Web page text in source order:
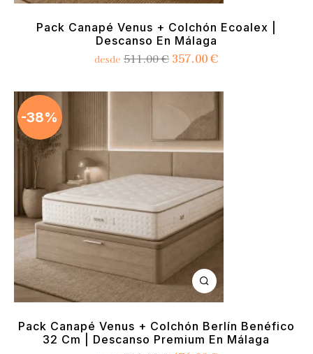
Pack Canapé Venus + Colchón Ecoalex |
Descanso En Málaga
desde 511.00€ 357.00€
-38%
Pack Canapé Venus + Colchón Berlín Benéfico
32 Cm | Descanso Premium En Málaga